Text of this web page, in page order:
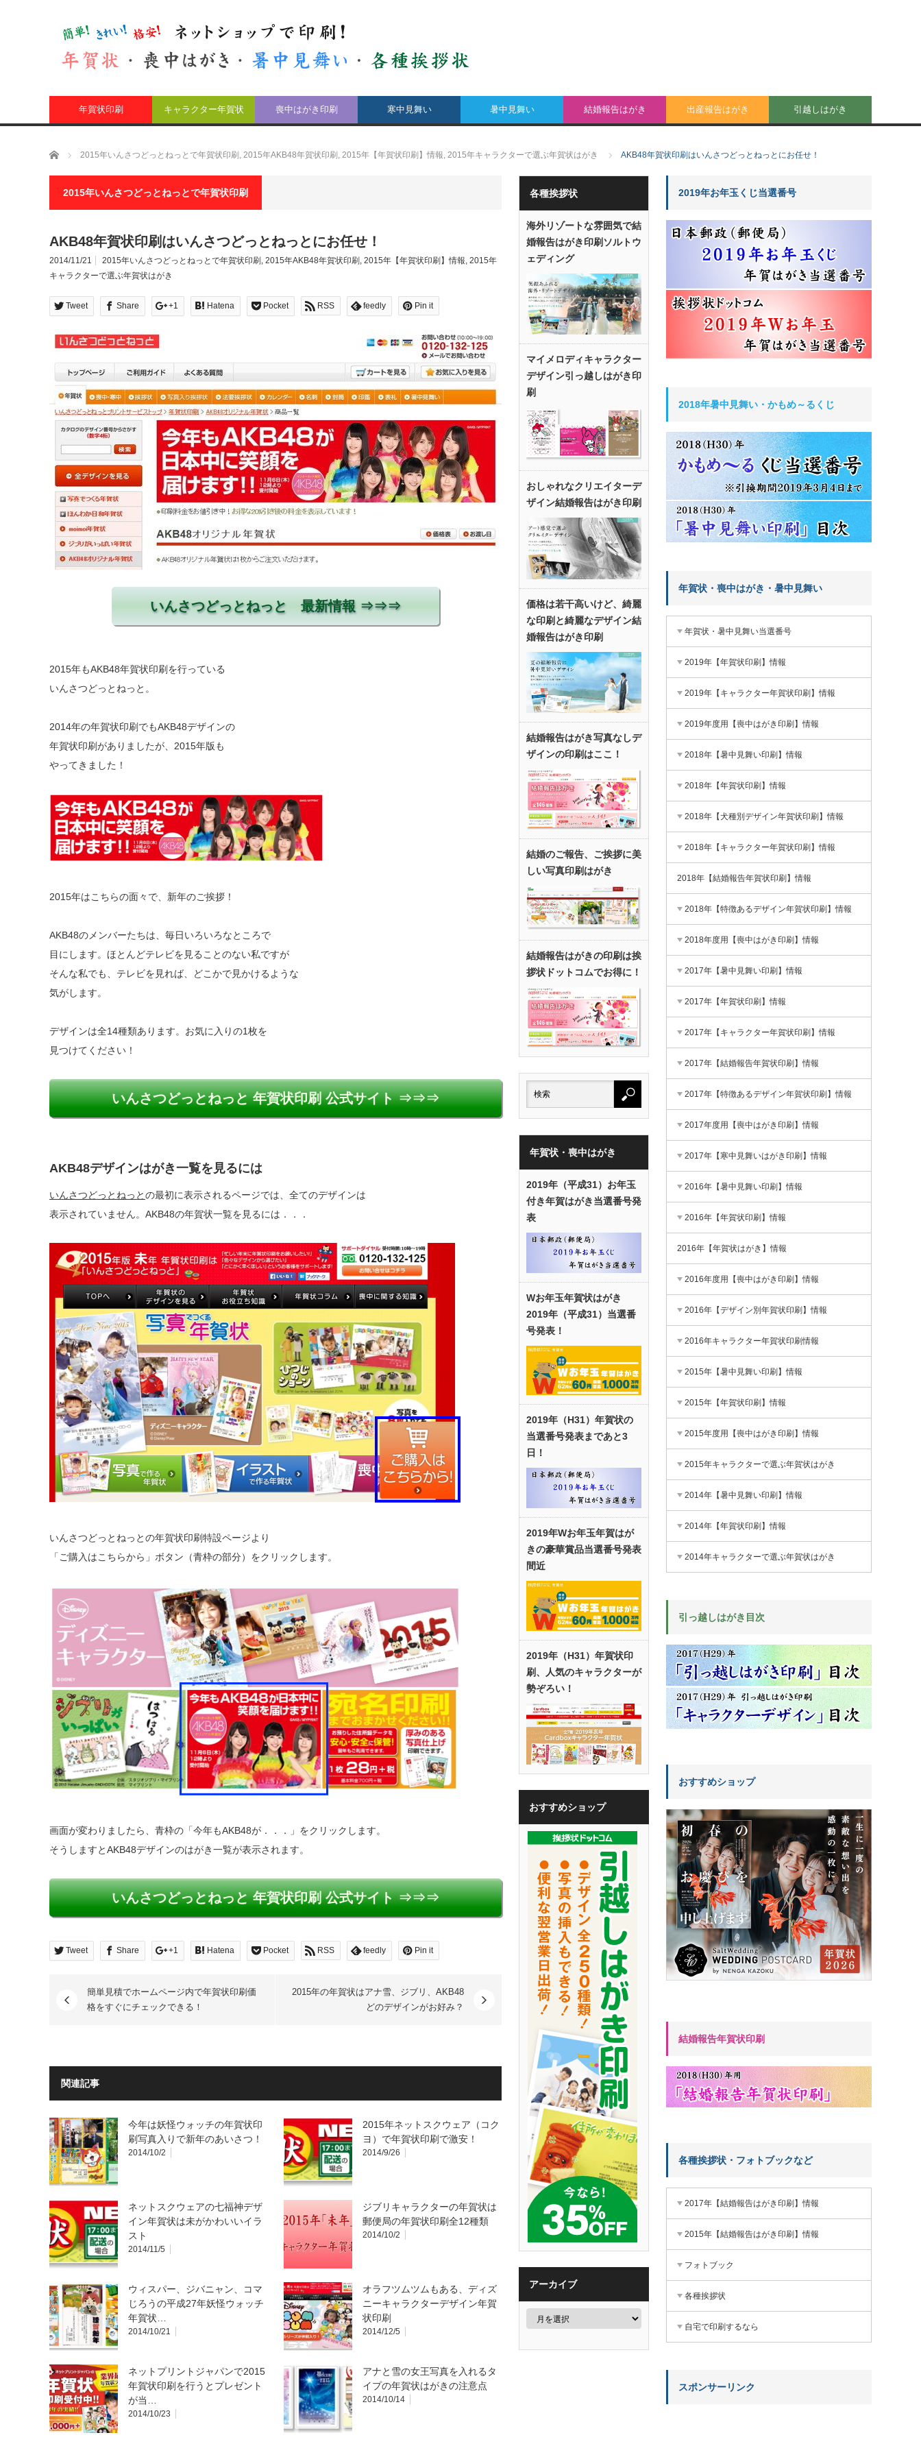
年賀状印刷 キャラクター年賀状 喪中はがき印刷 寒中見舞い 暑中見舞い 結婚報告はがき 出産報告はがき 引越しはがき
ホーム 2015年いんさつどっとねっとで年賀状印刷 , 2015年AKB48年賀状印刷 , 2015年【年賀状印刷】情報, 2015年キャラクターで選ぶ年賀状はがき AKB48年賀状印刷はいんさつどっとねっとにお任せ！
2015年いんさつどっとねっとで年賀状印刷
AKB48年賀状印刷はいんさつどっとねっとにお任せ！
2014/11/21 2015年いんさつどっとねっとで年賀状印刷 , 2015年AKB48年賀状印刷 , 2015年【年賀状印刷】情報, 2015年
キャラクターで選ぶ年賀状はがき
Tweet Share +1 Hatena Pocket RSS feedly Pin it
いんさつどっとねっと 最新情報 ⇒⇒⇒
2015年もAKB48年賀状印刷を行っている
いんさつどっとねっと。
2014年の年賀状印刷でもAKB48デザインの
年賀状印刷がありましたが、2015年版も
やってきました！
2015年はこちらの面々で、新年のご挨拶！
AKB48のメンバーたちは、毎日いろいろなところで
目にします。ほとんどテレビを見ることのない私ですが
そんな私でも、テレビを見れば、どこかで見かけるような
気がします。
デザインは全14種類あります。お気に入りの1枚を
見つけてください！
いんさつどっとねっと 年賀状印刷 公式サイト ⇒⇒⇒
AKB48デザインはがき一覧を見るには
いんさつどっとねっとの最初に表示されるページでは、全てのデザインは
表示されていません。AKB48の年賀状一覧を見るには．．．
いんさつどっとねっとの年賀状印刷特設ページより
「ご購入はこちらから」ボタン（青枠の部分）をクリックします。
画面が変わりましたら、青枠の「今年もAKB48が．．．」をクリックします。
そうしますとAKB48デザインのはがき一覧が表示されます。
いんさつどっとねっと 年賀状印刷 公式サイト ⇒⇒⇒
Tweet Share +1 Hatena Pocket RSS feedly Pin it
簡単見積でホームページ内で年賀状印刷価
格をすぐにチェックできる！
2015年の年賀状はアナ雪、ジブリ、AKB48
どのデザインがお好み？
関連記事
今年は妖怪ウォッチの年賀状印
刷写真入りで新年のあいさつ！
2014/10/2
2015年ネットスクウェア（コク
ヨ）で年賀状印刷で激安！
2014/9/26
ネットスクウェアの七福神デザ
イン年賀状は未がかわいいイラ
スト
2014/11/5
ジブリキャラクターの年賀状は
郵便局の年賀状印刷全12種類
2014/10/2
ウィスパー、ジバニャン、コマ
じろうの平成27年妖怪ウォッチ
年賀状…
2014/10/21
オラフツムツムもある、ディズ
ニーキャラクターデザイン年賀
状印刷
2014/12/5
ネットプリントジャパンで2015
年賀状印刷を行うとプレゼント
が当…
2014/10/23
アナと雪の女王写真を入れるタ
イプの年賀状はがきの注意点
2014/10/14
各種挨拶状
海外リゾートな雰囲気で結
婚報告はがき印刷ソルトウ
ェディング
マイメロディキャラクター
デザイン引っ越しはがき印
刷
おしゃれなクリエイターデ
ザイン結婚報告はがき印刷
価格は若干高いけど、綺麗
な印刷と綺麗なデザイン結
婚報告はがき印刷
結婚報告はがき写真なしデ
ザインの印刷はここ！
結婚のご報告、ご挨拶に美
しい写真印刷はがき
結婚報告はがきの印刷は挨
拶状ドットコムでお得に！
年賀状・喪中はがき
2019年（平成31）お年玉
付き年賀はがき当選番号発
表
Wお年玉年賀状はがき
2019年（平成31）当選番
号発表！
2019年（H31）年賀状の
当選番号発表まであと3
日！
2019年Wお年玉年賀はが
きの豪華賞品当選番号発表
間近
2019年（H31）年賀状印
刷、人気のキャラクターが
勢ぞろい！
おすすめショップ
アーカイブ
2019年お年玉くじ当選番号
2018年暑中見舞い・かもめ～るくじ
年賀状・喪中はがき・暑中見舞い
年賀状・暑中見舞い当選番号
2019年【年賀状印刷】情報
2019年【キャラクター年賀状印刷】情報
2019年度用【喪中はがき印刷】情報
2018年【暑中見舞い印刷】情報
2018年【年賀状印刷】情報
2018年【犬種別デザイン年賀状印刷】情報
2018年【キャラクター年賀状印刷】情報
2018年【結婚報告年賀状印刷】情報
2018年【特徴あるデザイン年賀状印刷】情報
2018年度用【喪中はがき印刷】情報
2017年【暑中見舞い印刷】情報
2017年【年賀状印刷】情報
2017年【キャラクター年賀状印刷】情報
2017年【結婚報告年賀状印刷】情報
2017年【特徴あるデザイン年賀状印刷】情報
2017年度用【喪中はがき印刷】情報
2017年【寒中見舞いはがき印刷】情報
2016年【暑中見舞い印刷】情報
2016年【年賀状印刷】情報
2016年【年賀状はがき】情報
2016年度用【喪中はがき印刷】情報
2016年【デザイン別年賀状印刷】情報
2016年キャラクター年賀状印刷情報
2015年【暑中見舞い印刷】情報
2015年【年賀状印刷】情報
2015年度用【喪中はがき印刷】情報
2015年キャラクターで選ぶ年賀状はがき
2014年【暑中見舞い印刷】情報
2014年【年賀状印刷】情報
2014年キャラクターで選ぶ年賀状はがき
引っ越しはがき目次
おすすめショップ
結婚報告年賀状印刷
各種挨拶状・フォトブックなど
2017年【結婚報告はがき印刷】情報
2015年【結婚報告はがき印刷】情報
フォトブック
各種挨拶状
自宅で印刷するなら
スポンサーリンク